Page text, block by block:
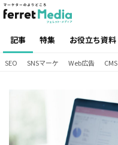
記事 特集 お役立ち資料
SEO SNSマーケ Web広告 CMS